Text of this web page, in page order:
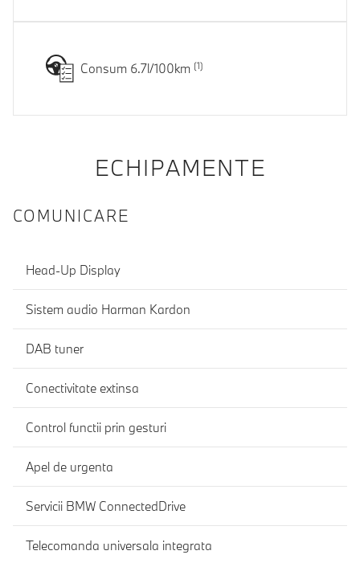
Consum 6.7l/100km
ECHIPAMENTE
COMUNICARE
Head-Up Display
Sistem audio Harman Kardon
DAB tuner
Conectivitate extinsa
Control functii prin gesturi
Apel de urgenta
Servicii BMW ConnectedDrive
Telecomanda universala integrata